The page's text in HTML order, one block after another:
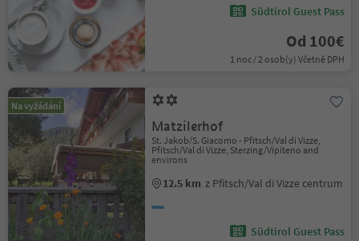
Südtirol Guest Pass
Od 100€
1 noc / 2 osob(y) Včetně DPH
Na vyžádání
Matzilerhof
St. Jakob/S. Giacomo - Pfitsch/Val di Vizze,
Pfitsch/Val di Vizze, Sterzing/Vipiteno and
environs
12.5 km z Pfitsch/Val di Vizze centrum
Südtirol Guest Pass